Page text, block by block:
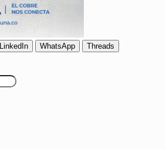
LinkedIn WhatsApp
Threads